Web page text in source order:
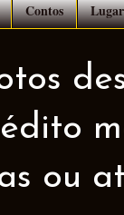
Contos
ou